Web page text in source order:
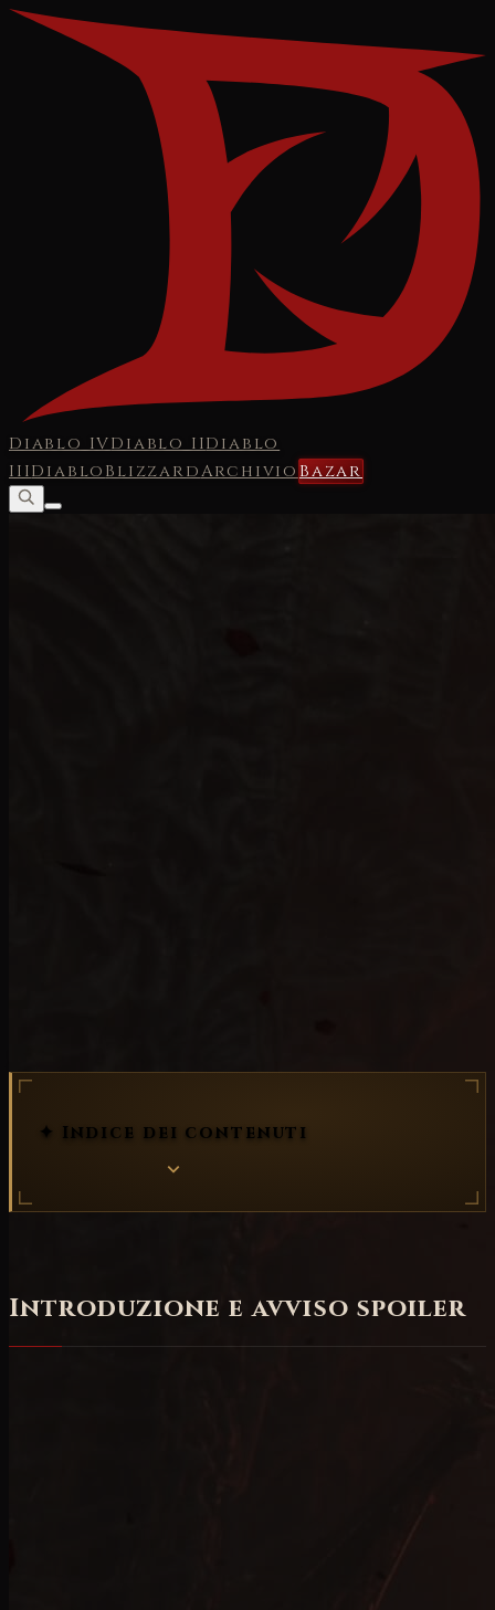
Diablo IVDiablo IIDiablo
IIIDiabloBlizzardArchivioBazar
✦ Indice dei contenuti
Introduzione e avviso spoiler